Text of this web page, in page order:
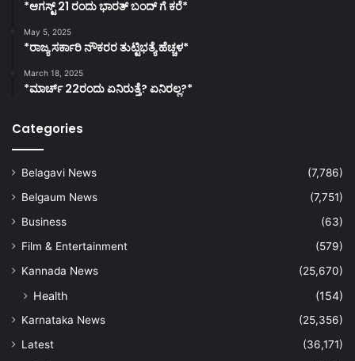
*ಆಗಸ್ಟ್ 21 ರಂದು ಭಾರತ್‌ ಬಂದ್‌ ಗೆ ಕರೆ*
May 5, 2025
*ರಾಜ್ಯ ಸರ್ಕಾರಿ ನೌಕರರ ತುಟ್ಟಿಭತ್ಯೆ ಹೆಚ್ಚಳ*
March 18, 2025
*ಮಾರ್ಚ್ 22ರಂದು ಏನಿರುತ್ತೆ? ಏನಿರಲ್ಲ?*
Categories
Belagavi News
(7,786)
Belgaum News
(7,751)
Business
(63)
Film & Entertainment
(579)
Kannada News
(25,670)
Health (154)
Karnataka News
(25,356)
Latest
(36,171)